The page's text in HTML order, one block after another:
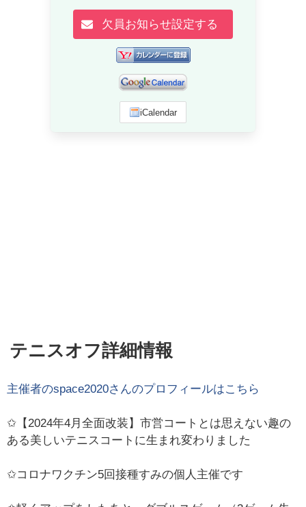
欠員お知らせ設定する
iCalendar
テニスオフ詳細情報
主催者のspace2020さんのプロフィールはこちら
✩【2024年4月全面改装】市営コートとは思えない趣の
ある美しいテニスコートに生まれ変わりました
✩コロナワクチン5回接種すみの個人主催です